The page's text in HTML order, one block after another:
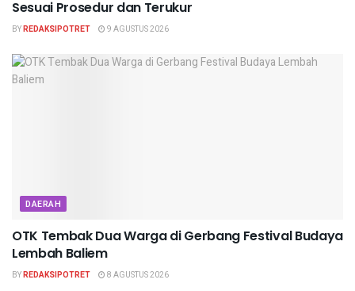
Sesuai Prosedur dan Terukur
BYREDAKSIPOTRET 9 AGUSTUS 2026
DAERAH
OTK Tembak Dua Warga di Gerbang Festival Budaya
Lembah Baliem
BYREDAKSIPOTRET 8 AGUSTUS 2026